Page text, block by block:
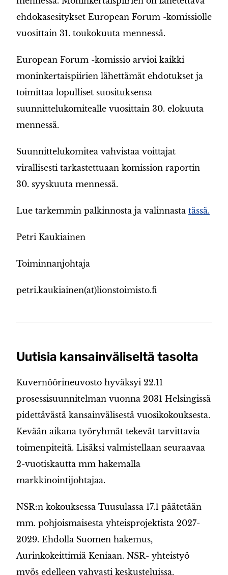
ehdokasesitykset European Forum -komissiolle
vuosittain 31. toukokuuta mennessä.
European Forum -komissio arvioi kaikki
moninkertaispiirien lähettämät ehdotukset ja
toimittaa lopulliset suosituksensa
suunnittelukomitealle vuosittain 30. elokuuta
mennessä.
Suunnittelukomitea vahvistaa voittajat
virallisesti tarkastettuaan komission raportin
30. syyskuuta mennessä.
Lue tarkemmin palkinnosta ja valinnasta tässä.
Petri Kaukiainen
Toiminnanjohtaja
petri.kaukiainen(at)lionstoimisto.fi
Uutisia kansainväliseltä tasolta
Kuvernöörineuvosto hyväksyi 22.11
prosessisuunnitelman vuonna 2031 Helsingissä
pidettävästä kansainvälisestä vuosikokouksesta.
Kevään aikana työryhmät tekevät tarvittavia
toimenpiteitä. Lisäksi valmistellaan seuraavaa
2-vuotiskautta mm hakemalla
markkinointijohtajaa.
NSR:n kokouksessa Tuusulassa 17.1 päätetään
mm. pohjoismaisesta yhteisprojektista 2027-
2029. Ehdolla Suomen hakemus,
Aurinkokeittimiä Keniaan. NSR- yhteistyö
myös edelleen vahvasti keskusteluissa.